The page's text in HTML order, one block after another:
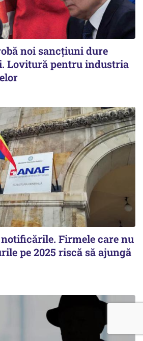
noi sancțiuni dure
Lovitură pentru industria
Firmele care nu
pe 2025 riscă să ajungă